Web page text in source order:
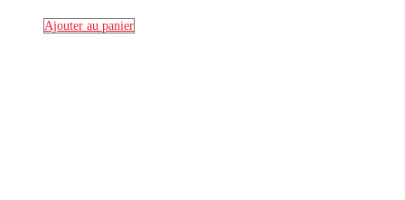
Ajouter au panier